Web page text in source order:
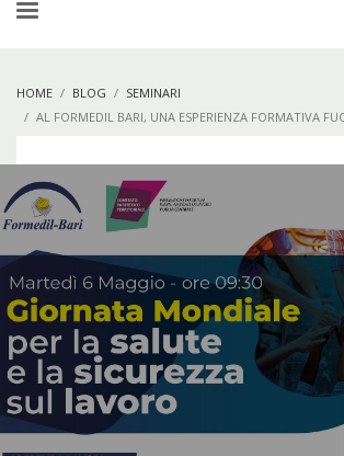
HOME BLOG
SEMINARI
AL FORMEDIL BARI, UNA ESPERIENZA FORMATIVA